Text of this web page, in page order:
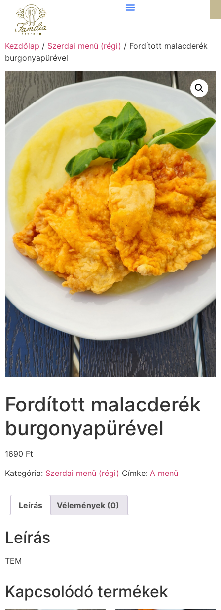
Kezdőlap / Szerdai menü (régi) / Fordított malacderék
burgonyapürével
Fordított malacderék
burgonyapürével
1690 Ft
Kategória: Szerdai menü (régi) Címke: A menü
Leírás Vélemények (0)
Leírás
TEM
Kapcsolódó termékek